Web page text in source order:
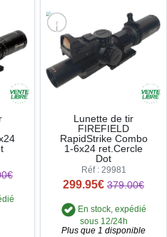
Lunette de tir
FIREFIELD
RapidStrike Combo
1-6x24 ret.Cercle
Dot
Réf : 29981
299.95€ 379.00€
En stock, expédié
sous 12/24h
Plus que 1 disponible